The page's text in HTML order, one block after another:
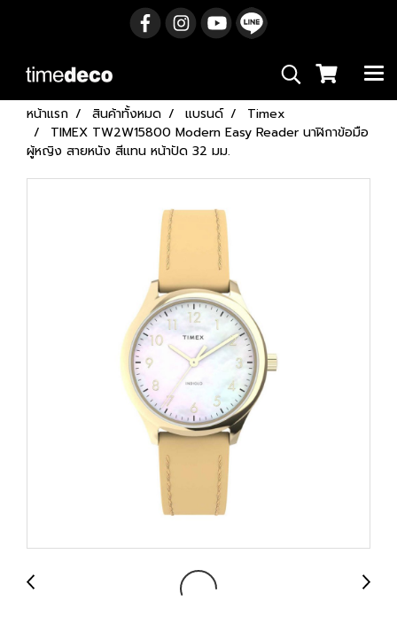
หน้าแรก สินค้าทั้งหมด แบรนด์
Timex
TIMEX TW2W15800 Modern Easy Reader นาฬิกาข้อมือ
ผู้หญิง สายหนัง สีแทน หน้าปัด 32 มม.